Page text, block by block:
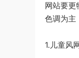
网站要更
色调为主
1.儿童风